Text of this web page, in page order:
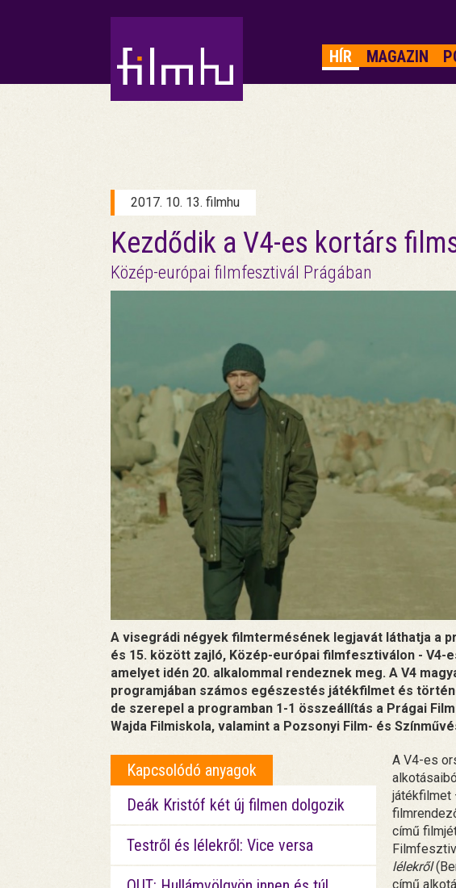
HÍR MAGAZIN
2017. 10. 13. filmhu
Kezdődik a V4-es kortárs
Közép-európai filmfesztivál Prágában
A visegrádi négyek filmtermésének legjavát láthatja a
és 15. között zajló, Közép-európai filmfesztiválon -
amelyet idén 20. alkalommal rendeznek meg. A V4
programjában számos egészestés játékfilmet és
de szerepel a programban 1-1 összeállítás a Prágai
Wajda Filmiskola, valamint a Pozsonyi Film- és
Kapcsolódó anyagok
Deák Kristóf két új filmen dolgozik
Testről és lélekről: Vice versa
A V4-es
játékfilmet
című
lélekről
című